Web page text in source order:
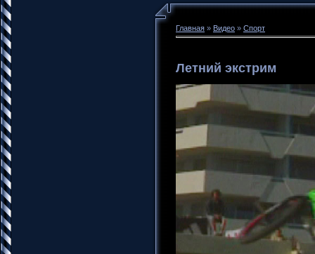
Главная » Видео » Спорт
Летний экстрим